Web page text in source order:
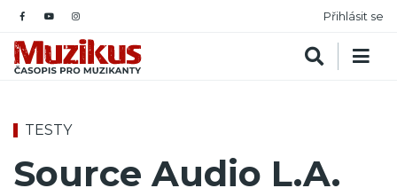
Přihlásit se
TESTY
Source Audio L.A.